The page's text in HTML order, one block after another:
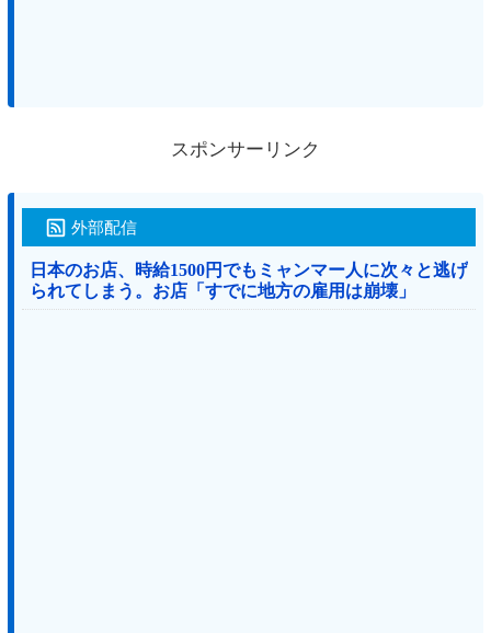
スポンサーリンク
外部配信
日本のお店、時給1500円でもミャンマー人に次々と逃げ
られてしまう。お店「すでに地方の雇用は崩壊」